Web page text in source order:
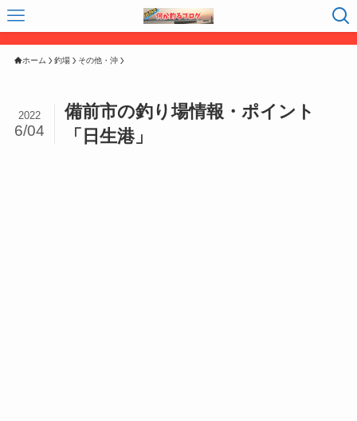
ホーム 釣場 その他・沖
備前市の釣り場情報・ポイント
「日生港」
2022
6/04